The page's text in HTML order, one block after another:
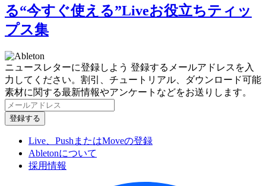
る“今すぐ使える”Liveお役立ちティッ
プス集
ニュースレターに登録しよう 登録するメールアドレスを入
力してください。割引、チュートリアル、ダウンロード可能
素材に関する最新情報やアンケートなどをお送りします。
Live、PushまたはMoveの登録
Abletonについて
採用情報